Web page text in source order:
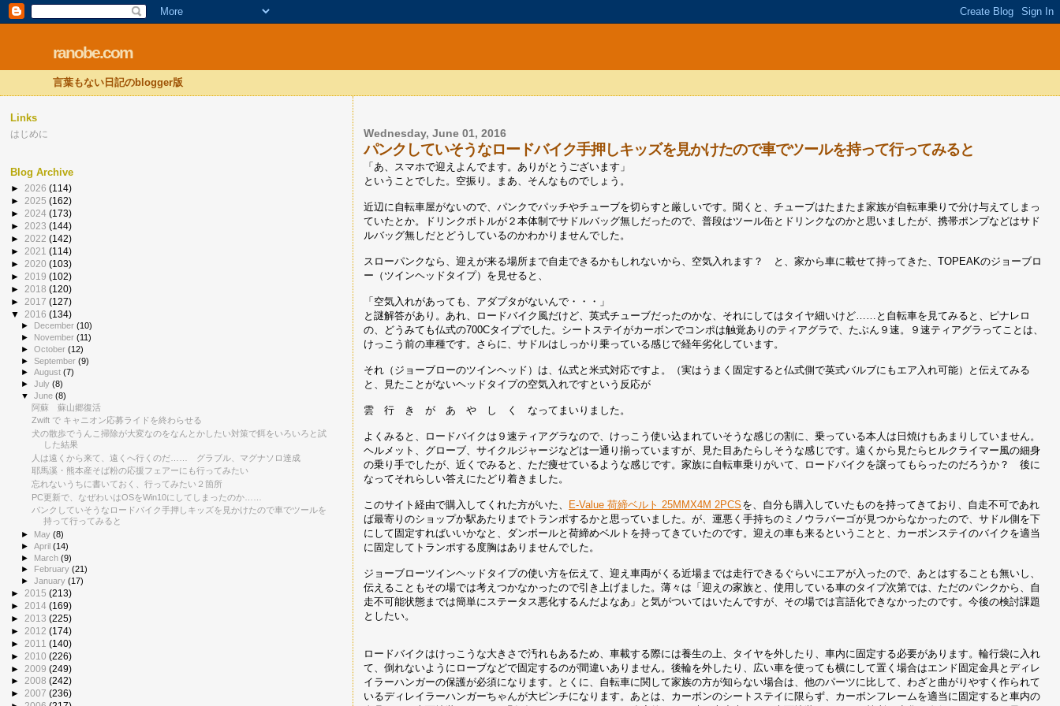
ranobe.com
言葉もない日記のblogger版
Wednesday, June 01, 2016
パンクしていそうなロードバイク手押しキッズを見かけたので車でツールを持って行ってみると
「あ、スマホで迎えよんでます。ありがとうございます」
ということでした。空振り。まあ、そんなものでしょう。
近辺に自転車屋がないので、パンクでパッチやチューブを切らすと厳しいです。聞くと、チューブはたまたま家族が自転車乗りで分け与えてしまっ
ていたとか。ドリンクボトルが２本体制でサドルバッグ無しだったので、普段はツール缶とドリンクなのかと思いましたが、携帯ポンプなどはサド
ルバッグ無しだとどうしているのかわかりませんでした。
スローパンクなら、迎えが来る場所まで自走できるかもしれないから、空気入れます？ と、家から車に載せて持ってきた、TOPEAKのジョーブロ
ー（ツインヘッドタイプ）を見せると、
「空気入れがあっても、アダプタがないんで・・・」
と謎解答があり。あれ、ロードバイク風だけど、英式チューブだったのかな、それにしてはタイヤ細いけど……と自転車を見てみると、ピナレロ
の、どうみても仏式の700Cタイプでした。シートステイがカーボンでコンポは触覚ありのティアグラで、たぶん９速。９速ティアグラってことは、
けっこう前の車種です。さらに、サドルはしっかり乗っている感じで経年劣化しています。
それ（ジョーブローのツインヘッド）は、仏式と米式対応ですよ。（実はうまく固定すると仏式側で英式バルブにもエア入れ可能）と伝えてみる
と、見たことがないヘッドタイプの空気入れですという反応が
雲 行 き が あ や し く なってまいりました。
よくみると、ロードバイクは９速ティアグラなので、けっこう使い込まれていそうな感じの割に、乗っている本人は日焼けもあまりしていません。
ヘルメット、グローブ、サイクルジャージなどは一通り揃っていますが、見た目あたらしそうな感じです。遠くから見たらヒルクライマー風の細身
の乗り手でしたが、近くでみると、ただ痩せているような感じです。家族に自転車乗りがいて、ロードバイクを譲ってもらったのだろうか？ 後に
なってそれらしい答えにたどり着きました。
このサイト経由で購入してくれた方がいた、 E-Value 荷締ベルト 25MMX4M 2PCS を、自分も購入していたものを持ってきており、自走不可であれ
ば最寄りのショップか駅あたりまでトランポするかと思っていました。が、運悪く手持ちのミノウラバーゴが見つからなかったので、サドル側を下
にして固定すればいいかなと、ダンボールと荷締めベルトを持ってきていたのです。迎えの車も来るということと、カーボンステイのバイクを適当
に固定してトランポする度胸はありませんでした。
ジョーブローツインヘッドタイプの使い方を伝えて、迎え車両がくる近場までは走行できるぐらいにエアが入ったので、あとはすることも無いし、
伝えることもその場では考えつかなかったので引き上げました。薄々は「迎えの家族と、使用している車のタイプ次第では、ただのパンクから、自
走不可能状態までは簡単にステータス悪化するんだよなあ」と気がついてはいたんですが、その場では言語化できなかったのです。今後の検討課題
としたい。
ロードバイクはけっこうな大きさで汚れもあるため、車載する際には養生の上、タイヤを外したり、車内に固定する必要があります。輪行袋に入れ
て、倒れないようにローブなどで固定するのが間違いありません。後輪を外したり、広い車を使っても横にして置く場合はエンド固定金具とディレ
イラーハンガーの保護が必須になります。とくに、自転車に関して家族の方が知らない場合は、他のパーツに比して、わざと曲がりやすく作られて
いるディレイラーハンガーちゃんが大ピンチになります。あとは、カーボンのシートステイに限らず、カーボンフレームを適当に固定すると車内の
Links
はじめに
Blog Archive
► 2026 (114)
► 2025 (162)
► 2024 (173)
► 2023 (144)
► 2022 (142)
► 2021 (114)
► 2020 (103)
► 2019 (102)
► 2018 (120)
► 2017 (127)
▼ 2016 (134)
► December(10)
► November(11)
►October(12)
►September(9)
►August(7)
►July(8)
▼June(8)
阿蘇 蘇山郷復活
Zwift で キャニオン応募ライドを終わらせる
犬の散歩でうんこ掃除が大変なのをなんとかしたい対策で餌をいろいろと試
した結果
人は遠くから来て、遠くへ行くのだ…… グラブル、マグナソロ達成
耶馬溪・熊本産そば粉の応援フェアーにも行ってみたい
忘れないうちに書いておく、行ってみたい２箇所
PC更新で、なぜわいはOSをWin10にしてしまったのか……
パンクしていそうなロードバイク手押しキッズを見かけたので車でツールを
持って行ってみると
► May(8)
►April(14)
► March(9)
►
February(21)
►January(17)
► 2015 (213)
► 2014 (169)
► 2013 (225)
► 2012 (174)
► 2011 (140)
► 2010 (226)
► 2009 (249)
► 2008 (242)
► 2007 (236)